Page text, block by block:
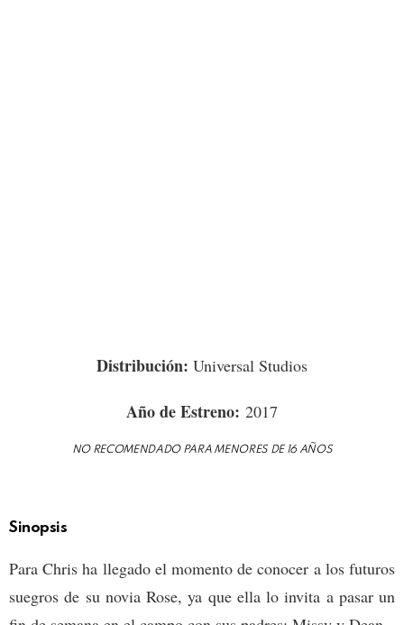
Distribución: Universal Studios
Año de Estreno: 2017
NO RECOMENDADO PARA MENORES DE 16 AÑOS
Sinopsis
Para Chris ha llegado el momento de conocer a los futuros
suegros de su novia Rose, ya que ella lo invita a pasar un